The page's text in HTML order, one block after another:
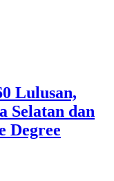
Lulusan,
Selatan dan
Degree